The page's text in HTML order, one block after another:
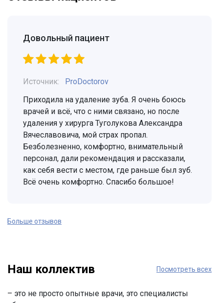
Довольный пациент
Источник:
ProDoctorov
Приходила на удаление зуба. Я очень боюсь
врачей и всё, что с ними связано, но после
удаления у хирурга Туголукова Александра
Вячеславовича, мой страх пропал.
Безболезненно, комфортно, внимательный
персонал, дали рекомендация и рассказали,
как себя вести с местом, где раньше был зуб.
Всё очень комфортно. Спасибо большое!
Больше отзывов
Наш коллектив Посмотреть всех
– это не просто опытные врачи, это специалисты